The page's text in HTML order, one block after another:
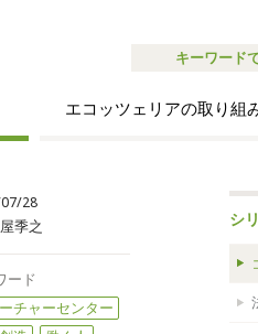
キーワード
エコッツェリアの取り組
28
季之
ード
チャーセンター
シ